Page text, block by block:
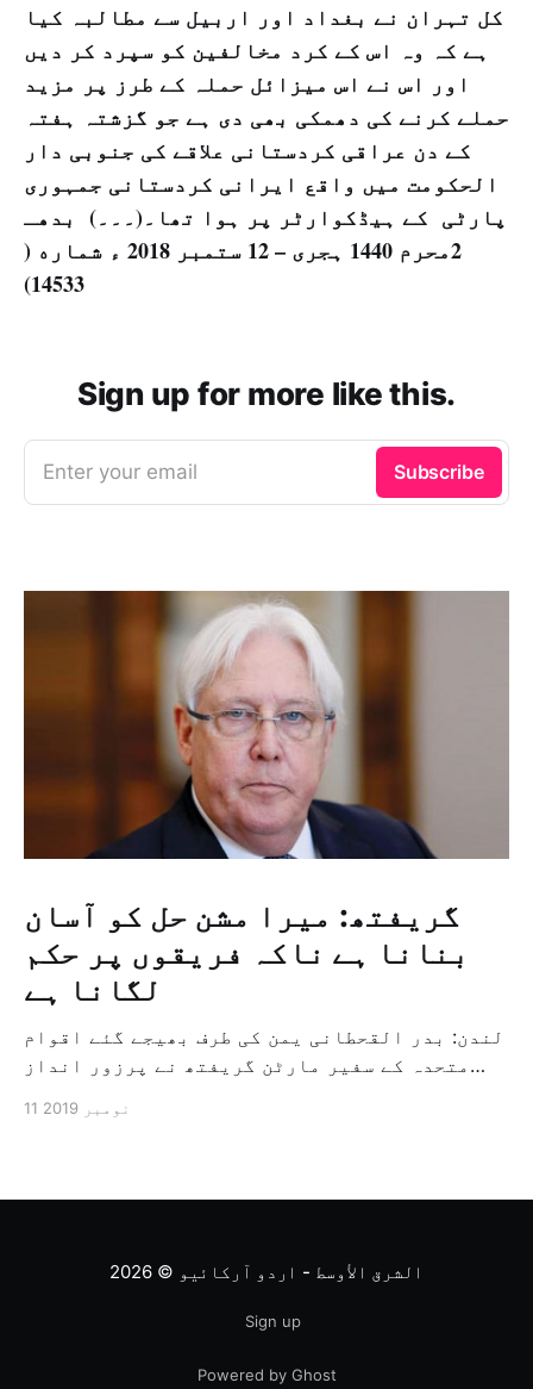
کل تہران نے بغداد اور اربیل سے مطالبہ کیا
ہے کہ وہ اس کے کرد مخالفین کو سپرد کر دیں
اور اس نے اس میزائل حملہ کے طرز پر مزید
حملے کرنے کی دھمکی بھی دی ہے جو گزشتہ ہفتہ
کے دن عراقی کردستانی علاقے کی جنوبی دار
الحکومت میں واقع ایرانی کردستانی جمہوری
پارٹی کے ہیڈکوارٹر پر ہوا تھا۔(۔۔۔) بدهـ
2محرم 1440 ہجرى – 12 ستمبر 2018 ء شماره (
14533)
Sign up for more like this.
Enter your email Subscribe
گریفتھ: میرا مشن حل کو آسان
بنانا ہے ناکہ فریقوں پر حکم
لگانا ہے
لندن: بدر القحطانی یمن کی طرف بھیجے گئے اقوام
متحدہ کے سفیر مارٹن گریفتھ نے پرزور انداز
ثالثی اور اس کشمکش کی حدبندی کرنے کے لئے ایک
11 نومبر 2019
الشرق الأوسط - اردو آرکائیو © 2026
Sign up
Powered by Ghost